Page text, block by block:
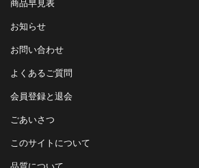
商品早見表
お知らせ
お問い合わせ
よくあるご質問
会員登録と退会
ごあいさつ
このサイトについて